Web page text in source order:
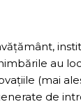
au
(mai
de